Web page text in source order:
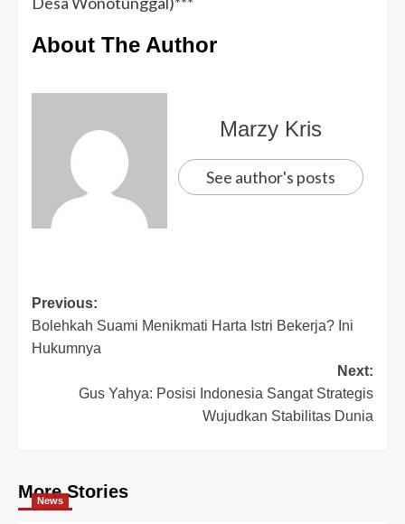
About The Author
Marzy Kris
See author's posts
Previous:
Bolehkah Suami Menikmati Harta Istri Bekerja? Ini
Hukumnya
Next:
Gus Yahya: Posisi Indonesia Sangat Strategis
Wujudkan Stabilitas Dunia
More Stories
News